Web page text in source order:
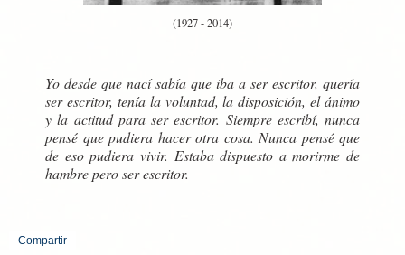
(1927 - 2014)
Yo desde que nací sabía que iba a ser escritor, quería
ser escritor, tenía la voluntad, la disposición, el ánimo
y la actitud para ser escritor. Siempre escribí, nunca
pensé que pudiera hacer otra cosa. Nunca pensé que
de eso pudiera vivir. Estaba dispuesto a morirme de
hambre pero ser escritor.
Compartir